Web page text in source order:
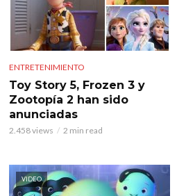
ENTRETENIMIENTO
Toy Story 5, Frozen 3 y
Zootopía 2 han sido
anunciadas
2.458 views 2 min read
VIDEO